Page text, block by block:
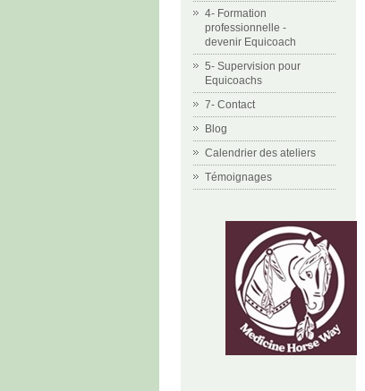
4- Formation
professionnelle -
devenir Equicoach
5- Supervision pour
Equicoachs
7- Contact
Blog
Calendrier des ateliers
Témoignages